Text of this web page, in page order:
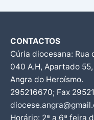
CONTACTOS
Cúria diocesana: Rua
040 A.H, Apartado
Angra do Heroísmo.
295216670; Fax
Horário: 2ª a 6ª feira